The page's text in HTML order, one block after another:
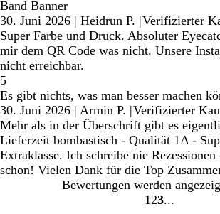
Band Banner
30. Juni 2026 | Heidrun P. |Verifizierter
Super Farbe und Druck. Absoluter
mir dem QR Code was nicht. Unsere
nicht erreichbar.
5
Es gibt nichts, was man besser machen
30. Juni 2026 | Armin P. |Verifizierter
Mehr als in der Überschrift gibt es
Lieferzeit bombastisch - Qualität 1A -
Extraklasse. Ich schreibe nie
schon! Vielen Dank für die Top
Bewertungen werden
Gehe
1 Gehe
2 Gehe
3